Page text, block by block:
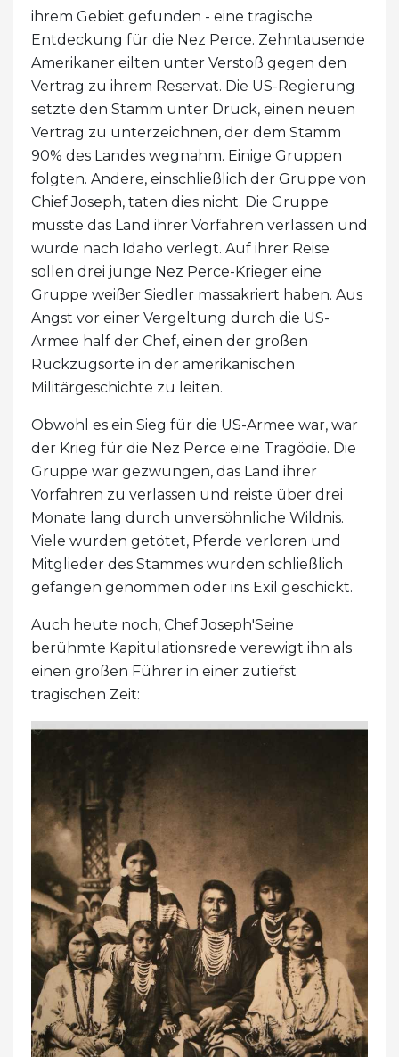
ihrem Gebiet gefunden - eine tragische
Entdeckung für die Nez Perce. Zehntausende
Amerikaner eilten unter Verstoß gegen den
Vertrag zu ihrem Reservat. Die US-Regierung
setzte den Stamm unter Druck, einen neuen
Vertrag zu unterzeichnen, der dem Stamm
90% des Landes wegnahm. Einige Gruppen
folgten. Andere, einschließlich der Gruppe von
Chief Joseph, taten dies nicht. Die Gruppe
musste das Land ihrer Vorfahren verlassen und
wurde nach Idaho verlegt. Auf ihrer Reise
sollen drei junge Nez Perce-Krieger eine
Gruppe weißer Siedler massakriert haben. Aus
Angst vor einer Vergeltung durch die US-
Armee half der Chef, einen der großen
Rückzugsorte in der amerikanischen
Militärgeschichte zu leiten.
Obwohl es ein Sieg für die US-Armee war, war
der Krieg für die Nez Perce eine Tragödie. Die
Gruppe war gezwungen, das Land ihrer
Vorfahren zu verlassen und reiste über drei
Monate lang durch unversöhnliche Wildnis.
Viele wurden getötet, Pferde verloren und
Mitglieder des Stammes wurden schließlich
gefangen genommen oder ins Exil geschickt.
Auch heute noch, Chef Joseph'Seine
berühmte Kapitulationsrede verewigt ihn als
einen großen Führer in einer zutiefst
tragischen Zeit: